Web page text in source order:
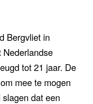
Bergvliet in
Nederlandse
tot 21 jaar. De
mee te mogen
dat een